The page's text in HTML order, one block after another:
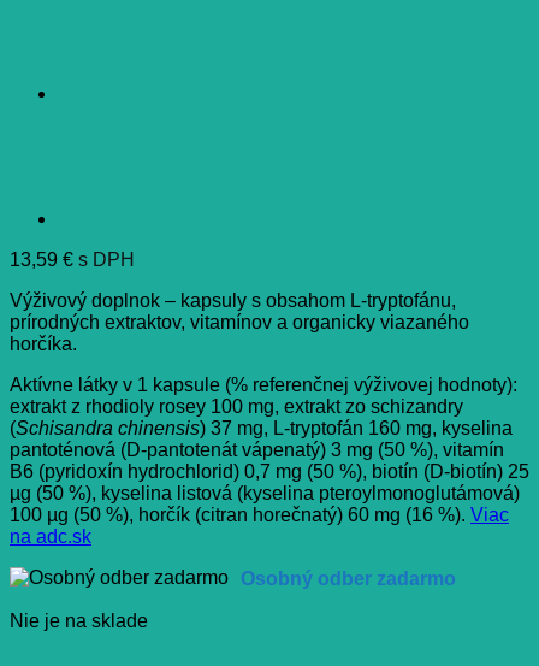
13,59 € s DPH
Výživový doplnok – kapsuly s obsahom L-tryptofánu,
prírodných extraktov, vitamínov a organicky viazaného
horčíka.
Aktívne látky v 1 kapsule (% referenčnej výživovej hodnoty):
extrakt z rhodioly rosey 100 mg, extrakt zo schizandry
(Schisandra chinensis) 37 mg, L-tryptofán 160 mg, kyselina
pantoténová (D-pantotenát vápenatý) 3 mg (50 %), vitamín
B6 (pyridoxín hydrochlorid) 0,7 mg (50 %), biotín (D-biotín) 25
µg (50 %), kyselina listová (kyselina pteroylmonoglutámová)
100 µg (50 %), horčík (citran horečnatý) 60 mg (16 %). Viac
na adc.sk
Osobný odber zadarmo
Nie je na sklade